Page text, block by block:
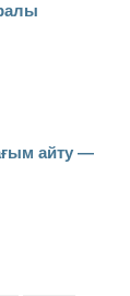
айту —